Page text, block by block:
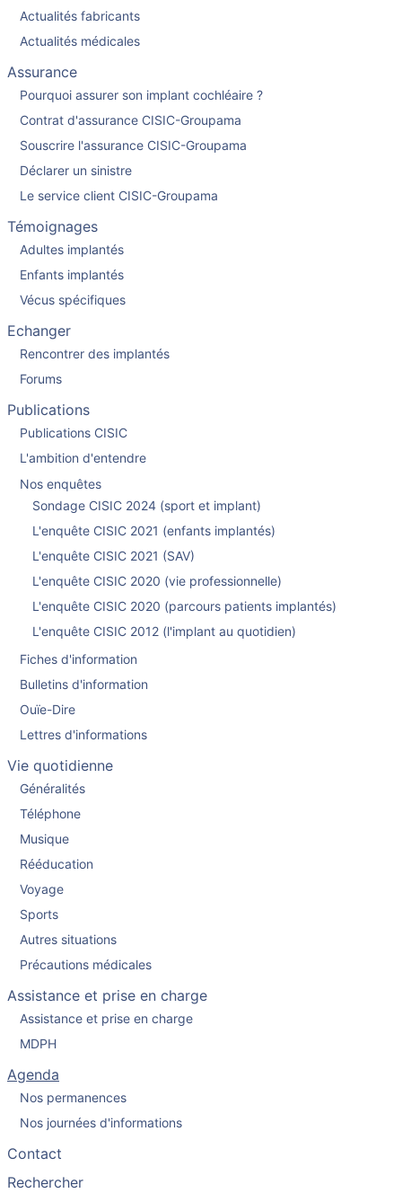
Actualités fabricants
Actualités médicales
Assurance
Pourquoi assurer son implant cochléaire ?
Contrat d'assurance CISIC-Groupama
Souscrire l'assurance CISIC-Groupama
Déclarer un sinistre
Le service client CISIC-Groupama
Témoignages
Adultes implantés
Enfants implantés
Vécus spécifiques
Echanger
Rencontrer des implantés
Forums
Publications
Publications CISIC
L'ambition d'entendre
Nos enquêtes
Sondage CISIC 2024 (sport et implant)
L'enquête CISIC 2021 (enfants implantés)
L'enquête CISIC 2021 (SAV)
L'enquête CISIC 2020 (vie professionnelle)
L'enquête CISIC 2020 (parcours patients implantés)
L'enquête CISIC 2012 (l'implant au quotidien)
Fiches d'information
Bulletins d'information
Ouïe-Dire
Lettres d'informations
Vie quotidienne
Généralités
Téléphone
Musique
Rééducation
Voyage
Sports
Autres situations
Précautions médicales
Assistance et prise en charge
Assistance et prise en charge
MDPH
Agenda
Nos permanences
Nos journées d'informations
Contact
Rechercher